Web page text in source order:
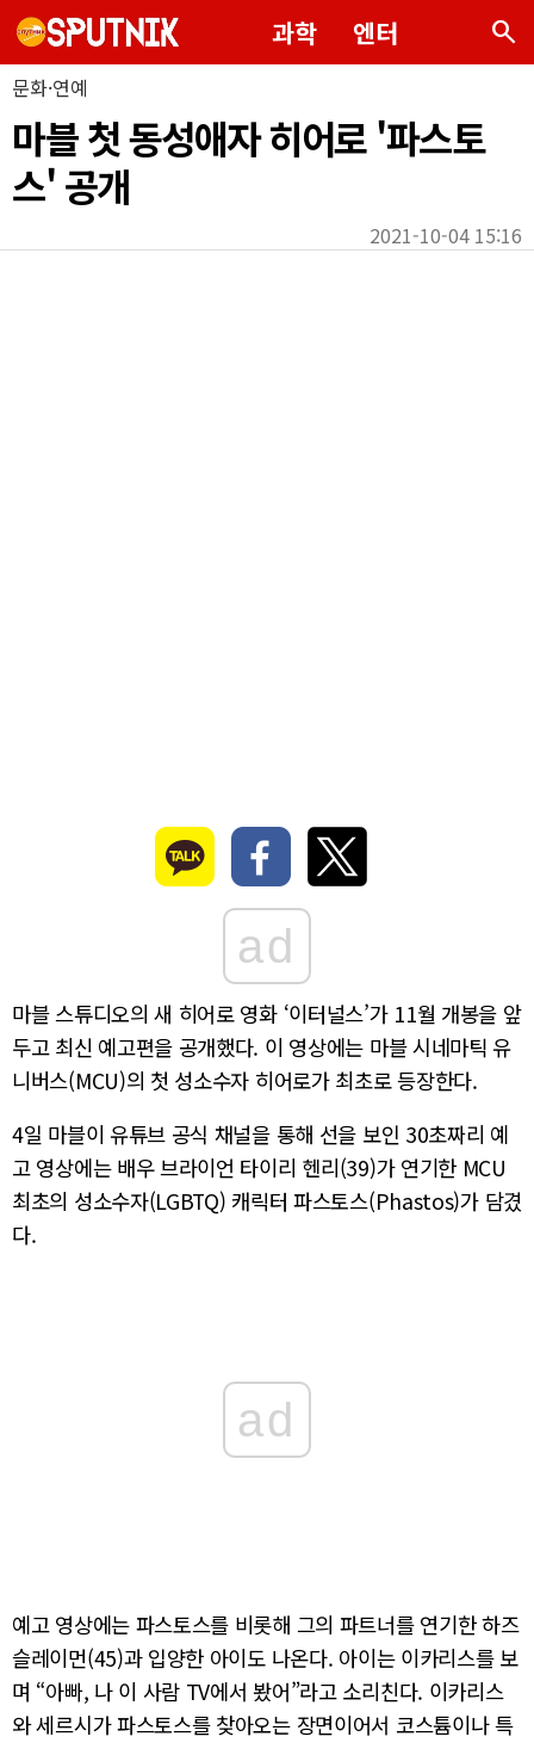
과학 엔터 search
문화·연예
마블 첫 동성애자 히어로 '파스토
스' 공개
2021-10-04 15:16
ad
마블 스튜디오의 새 히어로 영화 ‘이터널스’가 11월 개봉을 앞
두고 최신 예고편을 공개했다. 이 영상에는 마블 시네마틱 유
니버스(MCU)의 첫 성소수자 히어로가 최초로 등장한다.
4일 마블이 유튜브 공식 채널을 통해 선을 보인 30초짜리 예
고 영상에는 배우 브라이언 타이리 헨리(39)가 연기한 MCU
최초의 성소수자(LGBTQ) 캐릭터 파스토스(Phastos)가 담겼
다.
ad
예고 영상에는 파스토스를 비롯해 그의 파트너를 연기한 하즈
슬레이먼(45)과 입양한 아이도 나온다. 아이는 이카리스를 보
며 “아빠, 나 이 사람 TV에서 봤어”라고 소리친다. 이카리스
와 세르시가 파스토스를 찾아오는 장면이어서 코스튬이나 특